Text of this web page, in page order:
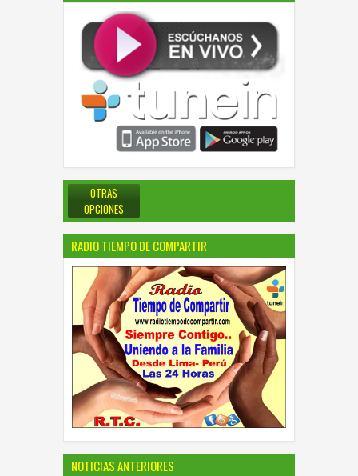
OTRAS
OPCIONES
RADIO TIEMPO DE COMPARTIR
NOTICIAS ANTERIORES